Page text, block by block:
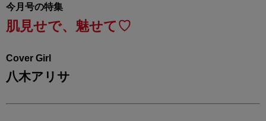
今月号の特集
肌見せで、魅せて♡
Cover Girl
八木アリサ